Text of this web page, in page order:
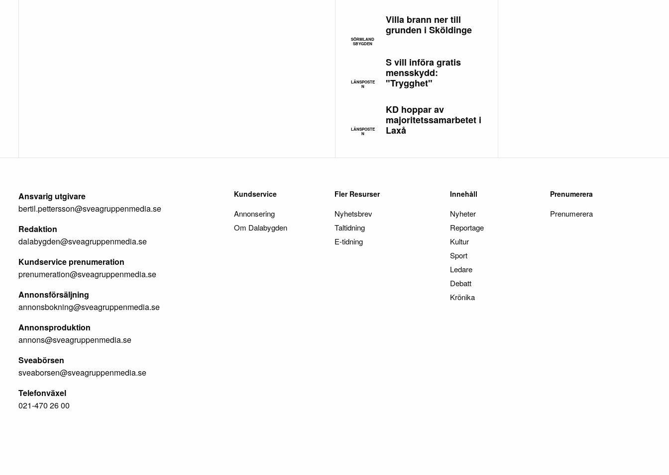
SÖRMLAND
SBYGDEN
Villa brann ner till
grunden i Sköldinge
LÄNSPOSTE
N
S vill införa gratis
mensskydd:
"Trygghet"
LÄNSPOSTE
N
KD hoppar av
majoritetssamarbetet i
Laxå
Ansvarig utgivare
bertil.pettersson@sveagruppenmedia.se
Redaktion
dalabygden@sveagruppenmedia.se
Kundservice prenumeration
prenumeration@sveagruppenmedia.se
Annonsförsäljning
annonsbokning@sveagruppenmedia.se
Annonsproduktion
annons@sveagruppenmedia.se
Sveabörsen
sveaborsen@sveagruppenmedia.se
Telefonväxel
021-470 26 00
Kundservice
Annonsering
Om Dalabygden
Fler Resurser
Nyhetsbrev
Taltidning
E-tidning
Innehåll
Nyheter
Reportage
Kultur
Sport
Ledare
Debatt
Krönika
Prenumerera
Prenumerera